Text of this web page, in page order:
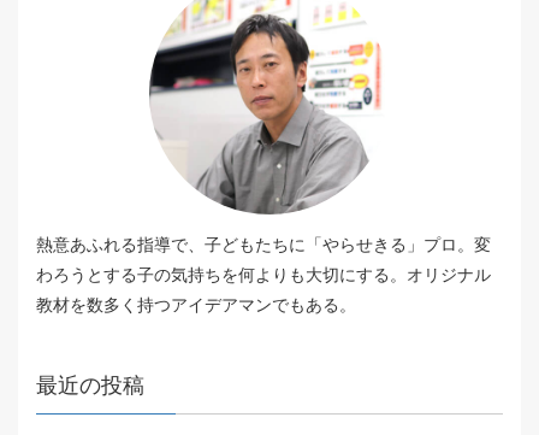
熱意あふれる指導で、子どもたちに「やらせきる」プロ。変
わろうとする子の気持ちを何よりも大切にする。オリジナル
教材を数多く持つアイデアマンでもある。
最近の投稿